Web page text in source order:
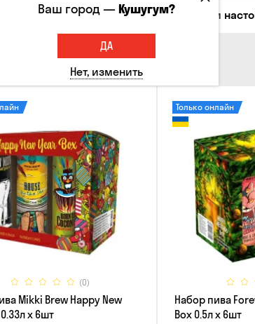
Коктейли Водка Соджу Ликеры и
(0)
Mikki Brew Happy New
x 6шт
Только онлайн
Набор пива
Box 0.5л x 6шт
Ваш город —Кушугум?
ДА
Нет, изменить